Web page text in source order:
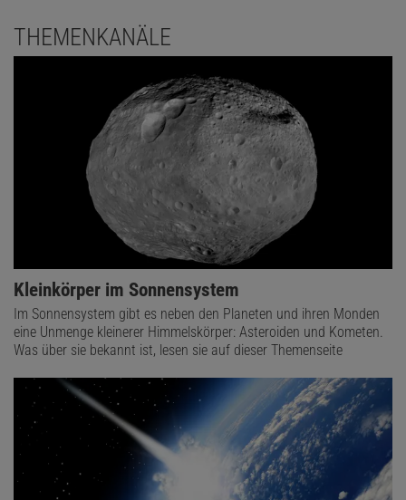
THEMENKANÄLE
Kleinkörper im Sonnensystem
Im Sonnensystem gibt es neben den Planeten und ihren Monden
eine Unmenge kleinerer Himmelskörper: Asteroiden und Kometen.
Was über sie bekannt ist, lesen sie auf dieser Themenseite